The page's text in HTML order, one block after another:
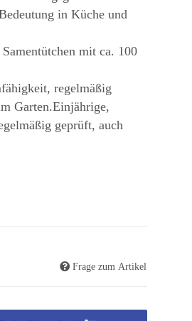
in Küche und
mit ca. 100
regelmäßig
Garten.Einjährige,
geprüft, auch
Frage zum Artikel